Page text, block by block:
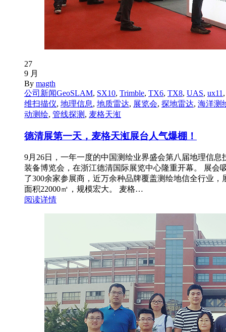
27
9 月
By magth
公司新闻GeoSLAM, SX10, Trimble, TX6, TX8, UAS, ux11
维扫描仪, 地理信息, 地质雷达, 展览会, 探地雷达, 海洋测
动测绘, 管线探测 , 麦格天渱
德清展第一天，麦格天渱展台人气爆棚！
9月26日，一年一度的中国测绘业界盛会第八届地理信息
装备博览会，在浙江德清国际展览中心隆重开幕。 展会
了300余家参展商，近万余种品牌覆盖测绘地信全行业，
面积22000㎡，规模宏大。 麦格…
阅读详情